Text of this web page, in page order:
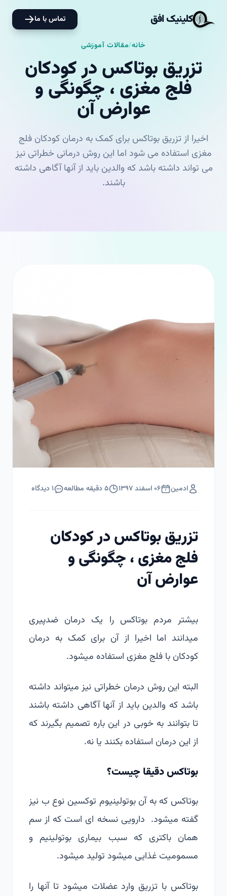
کلینیک افق تماس با ما
خانه/مقالات آموزشی
تزریق بوتاکس در کودکان
فلج مغزی ، چگونگی و
عوارض آن
اخیرا از تزریق بوتاکس برای کمک به درمان کودکان فلج
مغزی استفاده می شود اما این روش درمانی خطراتی نیز
می تواند داشته باشد که والدین باید از آنها آگاهی داشته
باشند.
ادمین ۰۶ اسفند ۱۳۹۷ ۵ دقیقه مطالعه ۱ دیدگاه
تزریق بوتاکس در کودکان
فلج مغزی ، چگونگی و
عوارض آن
بیشتر مردم بوتاکس را یک درمان ضدپیری
میدانند اما اخیرا از آن برای کمک به درمان
کودکان با فلج مغزی استفاده میشود.
البته این روش درمان خطراتی نیز میتواند داشته
باشد که والدین باید از آنها آگاهی داشته باشند
تا بتوانند به خوبی در این باره تصمیم بگیرند که
از این درمان استفاده بکنند یا نه.
بوتاکس دقیقا چیست؟
بوتاکس که به آن بوتولینیوم توکسین نوع ب نیز
گفته میشود. دارویی نسخه ای است که از سم
همان باکتری که سبب بیماری بوتولینیم و
مسمومیت غذایی میشود تولید میشود.
بوتاکس با تزریق وارد عضلات میشود تا آنها را